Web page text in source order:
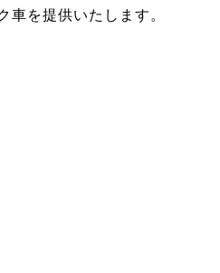
車を提供いたします。